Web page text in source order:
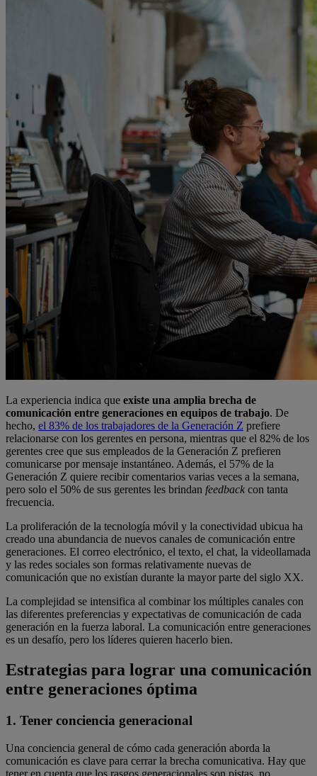
La experiencia indica que existe una amplia brecha de
comunicación entre generaciones en equipos de trabajo. De
hecho, el 83% de los trabajadores de la Generación Z prefiere
relacionarse con los gerentes en persona, mientras que el 82% de los
gerentes cree que sus empleados de la Generación Z prefieren
comunicarse por mensaje instantáneo. Además, el 57% de la
Generación Z quiere recibir comentarios varias veces a la semana,
pero solo el 50% de sus gerentes les brindan feedback con tanta
frecuencia.
La proliferación de la tecnología móvil y la conectividad ubicua ha
creado una abundancia de nuevos canales de comunicación entre
generaciones. El correo electrónico, el texto, el chat, la videollamada
y las redes sociales son formas relativamente nuevas de
comunicación que no existían durante la mayor parte del siglo XX.
La complejidad se intensifica al combinar los múltiples canales con
las diferentes preferencias y expectativas de comunicación de cada
generación en la fuerza laboral. La comunicación entre generaciones
es un desafío, pero los líderes quieren hacerlo bien.
Estrategias para lograr una comunicación
entre generaciones óptima
1. Tener conciencia generacional
Una conciencia general de cómo cada generación aborda la
comunicación es clave para cerrar la brecha comunicativa. Hay que
tener en cuenta que los rasgos generacionales son pistas, no